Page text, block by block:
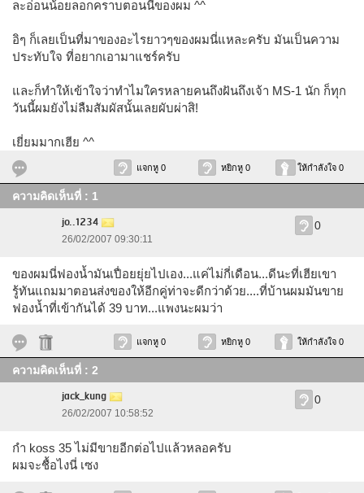
ละอ่อนน้อยลอกคราบตอนนี้ของผม ^^
อิๆ ก็เลยเป็นที่มาของอะไรยาวๆของผมนี่แหละครับ มันเป็นความ
ประทับใจ ที่อยากเอามาแชร์ครับ
และก็ทำให้เข้าใจว่าทำไมใครหลายคนถึงฝันถึงเจ้า MS-1 นัก ก็ทุก
วันนี้ผมยังไม่ลืมสัมผัสนั้นเลยผับผ่าสิ!
เยี่ยมมากเฮีย ^^
แจกหู 0 หยิกหู 0 ให้กำลังใจ 0
ความคิดเห็นที่ : 1
jo..1234
26/02/2007 09:30:11
0
ของผมนี่ฟองน้ำมันเปื่อยยุ่ยไปเอง...แค่ไม่กี่เดือน...ดีนะที่เฮียเขา
รู้ทันแถมมาตอนส่งของให้อีกคู่ท่าจะดีกว่าด้วย....ที่บ้านผมมันขาย
ฟองน้ำที่เข้ากันได้ 39 บาท...แพงนะผมว่า
แจกหู 0 หยิกหู 0 ให้กำลังใจ 0
ความคิดเห็นที่ : 2
jack_kung
26/02/2007 10:58:52
0
กำ koss 35 ไม่มีขายอีกต่อไปแล้วหลอครับ
ผมจะชื้อไงนี่ เซง